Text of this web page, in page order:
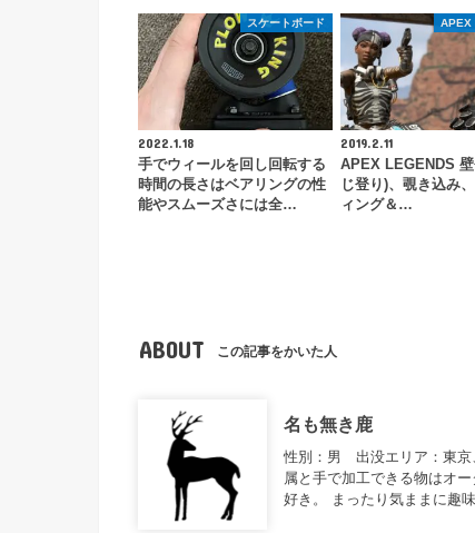
スケートボード
2022.1.18
手でウィールを回し回転する
時間の長さはベアリングの性
能やスムーズさには全…
APEX
2019.2.11
APEX LEGENDS 壁
じ登り)、覗き込み
ィング＆…
ABOUT この記事をかいた人
名も無き鹿
性別：男 出没エリア：東京
属と手で加工できる物はオ
好き。 まったり気ままに趣